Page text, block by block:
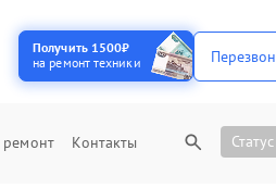
Получить 1500₽
на ремонт техники
ремонт Контакты